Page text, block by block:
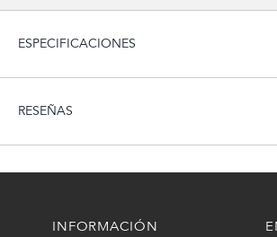
ESPECIFICACIONES
RESEÑAS
INFORMACIÓN